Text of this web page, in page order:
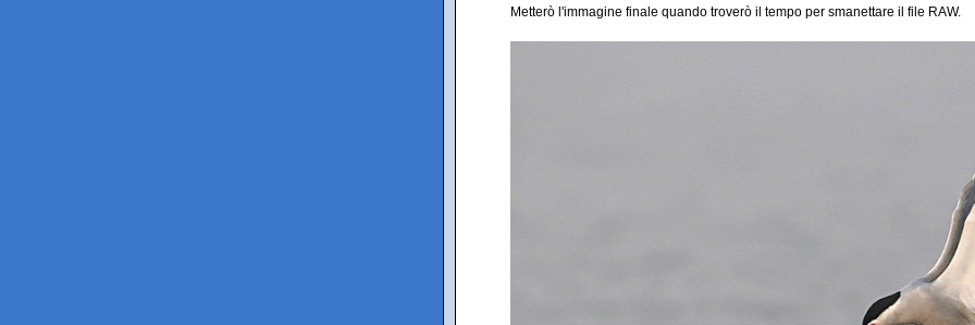
Metterò l'immagine finale quando troverò il tempo per smanettare il file RAW.